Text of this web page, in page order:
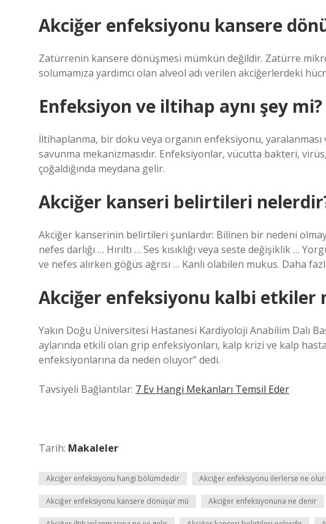
Akciğer enfeksiyonu kansere
Zatürrenin kansere dönüşmesi mümkün değildir. Zatürre
solumamıza yardımcı olan alveol adı verilen akciğerlerdeki
Enfeksiyon ve iltihap aynı şey mi?
İltihaplanma, bir doku veya organın enfeksiyonu,
savunma mekanizmasıdır. Enfeksiyonlar, vücutta bakteri,
çoğaldığında meydana gelir.
Akciğer kanseri belirtileri
Akciğer kanserinin belirtileri şunlardır: Bilinen bir nedeni
nefes darlığı … Hırıltı … Ses kısıklığı veya seste değişiklik …
ve nefes alırken göğüs ağrısı … Kanlı olabilen mukus. Daha
Akciğer enfeksiyonu kalbi etkiler
Yakın Doğu Üniversitesi Hastanesi Kardiyoloji Anabilim Dalı
aylarında etkili olan grip enfeksiyonları, kalp krizi ve kalp
enfeksiyonlarına da neden oluyor” dedi.
Tavsiyeli Bağlantılar: 7 Ev Hangi Mekanları Temsil Eder
Tarih: Makaleler
Akciğer enfeksiyonu hangi bölümdedir Akciğer enfeksiyonu ilerlerse ne olur
Akciğer enfeksiyonu kansere dönüşür mü Akciğer enfeksiyonuna ne denir